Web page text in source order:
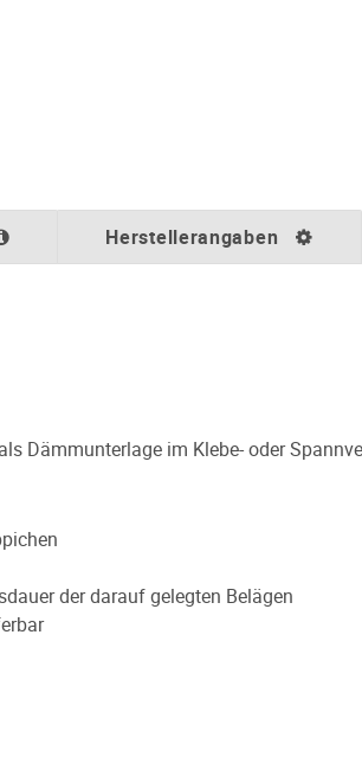
Herstellerangaben
Dämmunterlage im Klebe- oder
der darauf gelegten Belägen